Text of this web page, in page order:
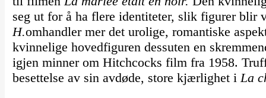
seg ut for å ha flere identiteter, slik figurer blir
H.omhandler mer det urolige, romantiske
kvinnelige hovedfiguren dessuten en
igjen minner om Hitchcocks film fra 1958.
besettelse av sin avdøde, store kjærlighet i La